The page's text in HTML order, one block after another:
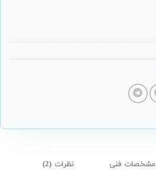
مشخصات فنی نظرات (2)